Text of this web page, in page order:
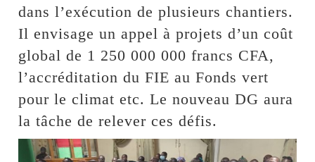
dans l’exécution de plusieurs chantiers.
Il envisage un appel à projets d’un coût
global de 1 250 000 000 francs CFA,
l’accréditation du FIE au Fonds vert
pour le climat etc. Le nouveau DG aura
la tâche de relever ces défis.